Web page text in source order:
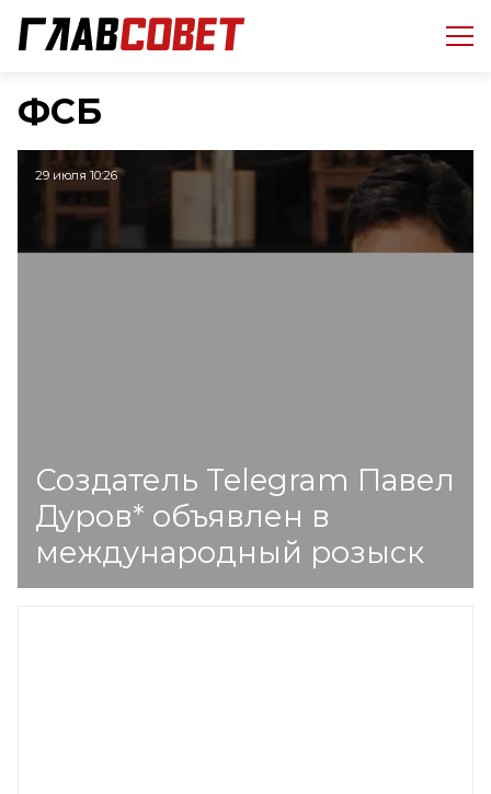
ФСБ
29 июля 10:26
Создатель Telegram Павел
Дуров* объявлен в
международный розыск